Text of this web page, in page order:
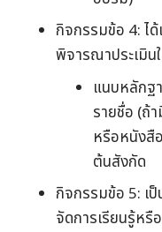
กิจกรรมข้อ 4: ไ
พิจารณาประเมิน
แนบหลักฐ
รายชื่อ (ถ้
หรือหนังสื
ต้นสังกัด
กิจกรรมข้อ 5: เ
จัดการเรียนรู้หรื